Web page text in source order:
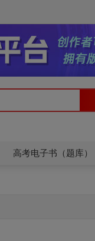
高考电子书（题库）